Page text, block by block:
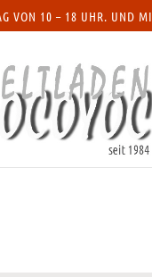
VON 10 – 18 UHR. UND